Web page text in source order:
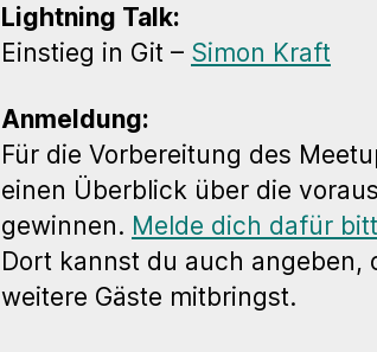
Lightning Talk:
Einstieg in Git – Simon Kraft
Anmeldung:
Für die Vorbereitung des
einen Überblick über die
gewinnen. Melde dich dafür
Dort kannst du auch angeben,
weitere Gäste mitbringst.